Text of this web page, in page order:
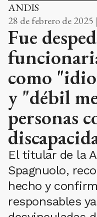
ANDIS
28 de febrero de 2025
Fue
como
y "débil
personas
El titular de la
Spagnuolo,
hecho y
responsables